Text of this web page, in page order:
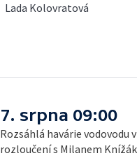
Lada Kolovratová
7. srpna 09:00
Rozsáhlá havárie vodovodu
rozloučení s Milanem